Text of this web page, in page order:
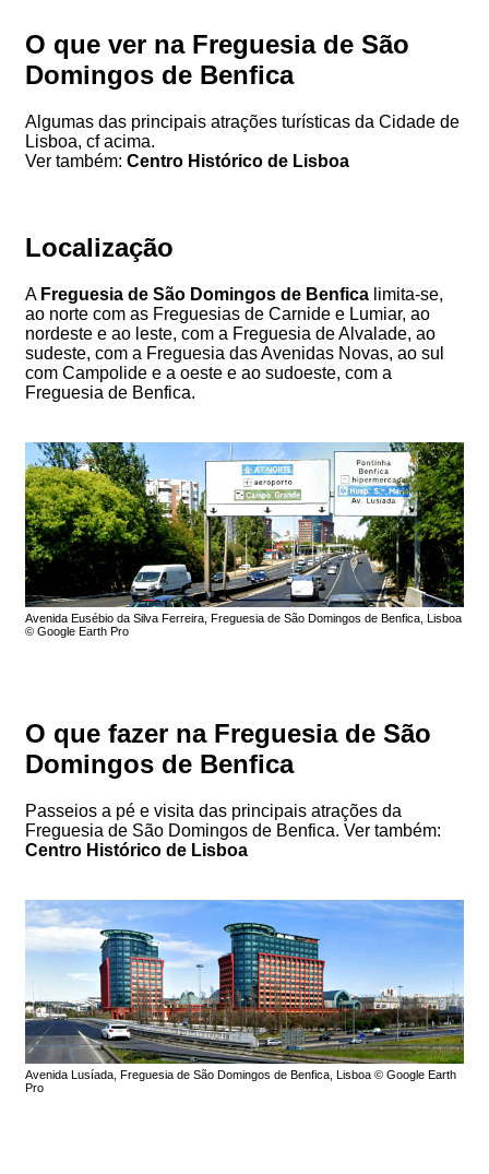
O que ver na Freguesia de São
Domingos de Benfica
Algumas das principais atrações turísticas da Cidade de
Lisboa, cf acima.
Ver também: Centro Histórico de Lisboa
Localização
A Freguesia de São Domingos de Benfica limita-se,
ao norte com as Freguesias de Carnide e Lumiar, ao
nordeste e ao leste, com a Freguesia de Alvalade, ao
sudeste, com a Freguesia das Avenidas Novas, ao sul
com Campolide e a oeste e ao sudoeste, com a
Freguesia de Benfica.
Avenida Eusébio da Silva Ferreira, Freguesia de São Domingos de Benfica, Lisboa
© Google Earth Pro
O que fazer na Freguesia de São
Domingos de Benfica
Passeios a pé e visita das principais atrações da
Freguesia de São Domingos de Benfica. Ver também:
Centro Histórico de Lisboa
Avenida Lusíada, Freguesia de São Domingos de Benfica, Lisboa © Google Earth
Pro